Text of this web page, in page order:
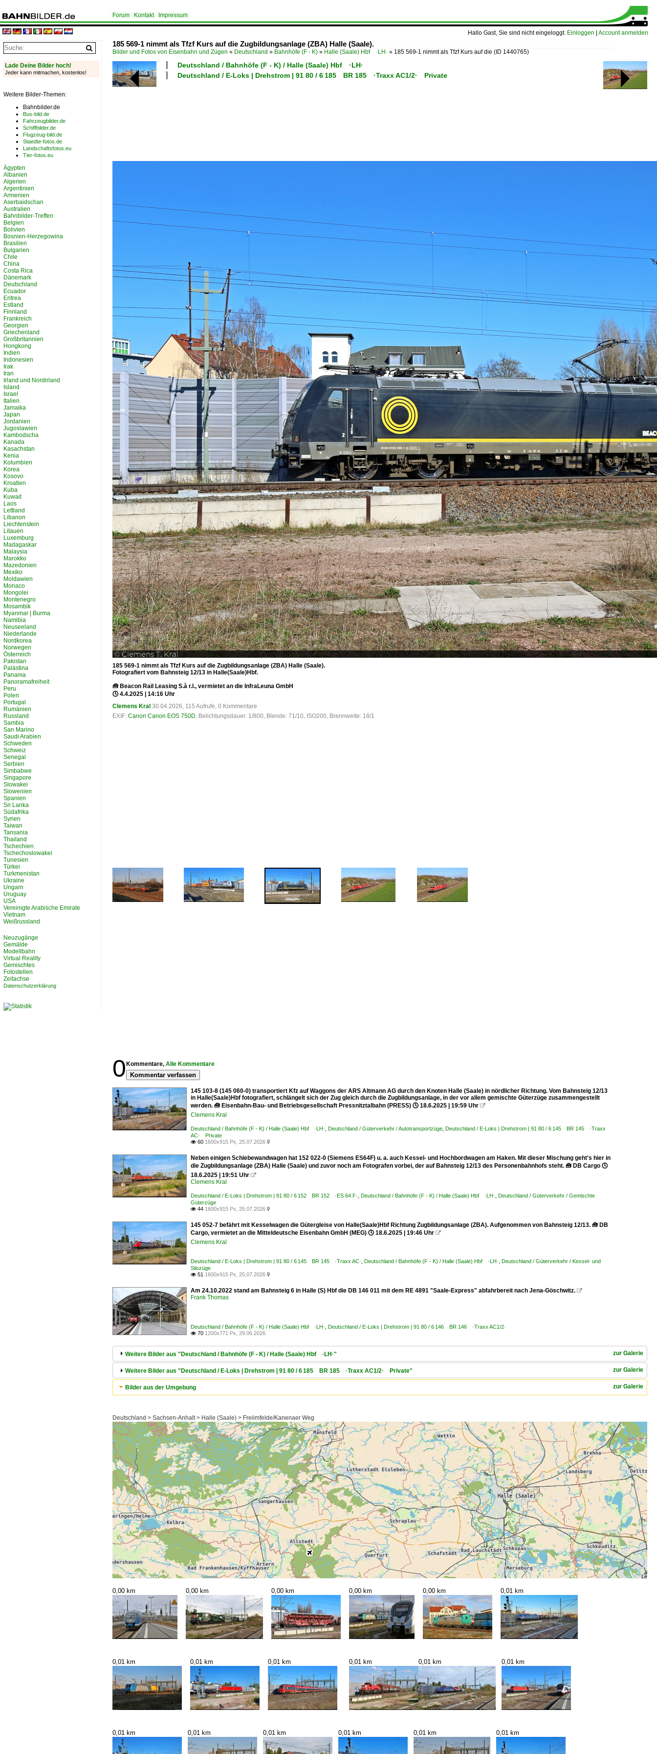
Hallo Gast, Sie sind nicht eingeloggt. Einloggen Account anmelden
Forum Kontakt Impressum
185 569-1 nimmt als Tfzf Kurs auf die Zugbildungsanlage (ZBA) Halle (Saale).
Bilder und Fotos von Eisenbahn und Zügen » Deutschland » Bahnhöfe (F - K) » Halle (Saale) Hbf ·LH· » 185 569-1 nimmt als Tfzf Kurs auf die (ID 1440765)
Deutschland / Bahnhöfe (F - K) / Halle (Saale) Hbf ·LH·
Deutschland / E-Loks | Drehstrom | 91 80 / 6 185 BR 185 ·Traxx AC1/2· Private
185 569-1 nimmt als Tfzf Kurs auf die Zugbildungsanlage (ZBA) Halle (Saale).
Fotografiert vom Bahnsteig 12/13 in Halle(Saale)Hbf.
🧰 Beacon Rail Leasing S.à r.l., vermietet an die InfraLeuna GmbH
🕓 4.4.2025 | 14:16 Uhr
Clemens Kral 30.04.2026, 115 Aufrufe, 0 Kommentare
EXIF: Canon Canon EOS 750D, Belichtungsdauer: 1/800, Blende: 71/10, ISO200, Brennweite: 18/1
0 Kommentare, Alle Kommentare
Kommentar verfassen
145 103-8 (145 060-0) transportiert Kfz auf Waggons der ARS Altmann AG durch den Knoten Halle (Saale) in nördlicher Richtung. Vom Bahnsteig 12/13
in Halle(Saale)Hbf fotografiert, schlängelt sich der Zug gleich durch die Zugbildungsanlage, in der vor allem gemischte Güterzüge zusammengestellt
werden. 🧰 Eisenbahn-Bau- und Betriebsgesellschaft Pressnitztalbahn (PRESS) 🕓 18.6.2025 | 19:59 Uhr 
Clemens Kral
Deutschland / Bahnhöfe (F - K) / Halle (Saale) Hbf ·LH· Deutschland / Güterverkehr / Autotransportzüge Deutschland / E-Loks | Drehstrom | 91 80 / 6 145 BR 145 ·Traxx
AC· Private
 60 1600x915 Px, 25.07.2026 
Neben einigen Schiebewandwagen hat 152 022-0 (Siemens ES64F) u. a. auch Kessel- und Hochbordwagen am Haken. Mit dieser Mischung geht's hier in
die Zugbildungsanlage (ZBA) Halle (Saale) und zuvor noch am Fotografen vorbei, der auf Bahnsteig 12/13 des Personenbahnhofs steht. 🧰 DB Cargo 🕓
18.6.2025 | 19:51 Uhr 
Clemens Kral
Deutschland / E-Loks | Drehstrom | 91 80 / 6 152 BR 152 ·ES 64 F· Deutschland / Bahnhöfe (F - K) / Halle (Saale) Hbf ·LH· Deutschland / Güterverkehr / Gemischte
Güterzüge
 44 1600x915 Px, 25.07.2026 
145 052-7 befährt mit Kesselwagen die Gütergleise von Halle(Saale)Hbf Richtung Zugbildungsanlage (ZBA). Aufgenommen von Bahnsteig 12/13. 🧰 DB
Cargo, vermietet an die Mitteldeutsche Eisenbahn GmbH (MEG) 🕓 18.6.2025 | 19:46 Uhr 
Clemens Kral
Deutschland / E-Loks | Drehstrom | 91 80 / 6 145 BR 145 ·Traxx AC· Deutschland / Bahnhöfe (F - K) / Halle (Saale) Hbf ·LH· Deutschland / Güterverkehr / Kessel- und
Silozüge
 51 1600x915 Px, 25.07.2026 
Am 24.10.2022 stand am Bahnsteig 6 in Halle (S) Hbf die DB 146 011 mit dem RE 4891 "Saale-Express" abfahrbereit nach Jena-Göschwitz. 
Frank Thomas
Deutschland / Bahnhöfe (F - K) / Halle (Saale) Hbf ·LH· Deutschland / E-Loks | Drehstrom | 91 80 / 6 146 BR 146 ·Traxx AC1/2·
 70 1200x771 Px, 29.06.2026
zur Galerie
Weitere Bilder aus "Deutschland / Bahnhöfe (F - K) / Halle (Saale) Hbf ·LH·"
zur Galerie
Weitere Bilder aus "Deutschland / E-Loks | Drehstrom | 91 80 / 6 185 BR 185 ·Traxx AC1/2· Private"
zur Galerie
Bilder aus der Umgebung
Deutschland > Sachsen-Anhalt > Halle (Saale) > Freiimfelde/Kanenaer Weg
0,00 km 0,00 km 0,00 km 0,00 km 0,00 km 0,01 km
0,01 km 0,01 km 0,01 km 0,01 km 0,01 km 0,01 km
0,01 km 0,01 km 0,01 km 0,01 km 0,01 km 0,01 km
Lade Deine Bilder hoch!
Jeder kann mitmachen, kostenlos!
Weitere Bilder-Themen:
Bahnbilder.de
Bus-bild.de
Fahrzeugbilder.de
Schiffbilder.de
Flugzeug-bild.de
Staedte-fotos.de
Landschaftsfotos.eu
Tier-fotos.eu
Ägypten
Albanien
Algerien
Argentinien
Armenien
Aserbaidschan
Australien
Bahnbilder-Treffen
Belgien
Bolivien
Bosnien-Herzegowina
Brasilien
Bulgarien
Chile
China
Costa Rica
Dänemark
Deutschland
Ecuador
Eritrea
Estland
Finnland
Frankreich
Georgien
Griechenland
Großbritannien
Hongkong
Indien
Indonesien
Irak
Iran
Irland und Nordirland
Island
Israel
Italien
Jamaika
Japan
Jordanien
Jugoslawien
Kambodscha
Kanada
Kasachstan
Kenia
Kolumbien
Korea
Kosovo
Kroatien
Kuba
Kuwait
Laos
Lettland
Libanon
Liechtenstein
Litauen
Luxemburg
Madagaskar
Malaysia
Marokko
Mazedonien
Mexiko
Moldawien
Monaco
Mongolei
Montenegro
Mosambik
Myanmar | Burma
Namibia
Neuseeland
Niederlande
Nordkorea
Norwegen
Österreich
Pakistan
Palästina
Panama
Panoramafreiheit
Peru
Polen
Portugal
Rumänien
Russland
Sambia
San Marino
Saudi Arabien
Schweden
Schweiz
Senegal
Serbien
Simbabwe
Singapore
Slowakei
Slowenien
Spanien
Sri Lanka
Südafrika
Syrien
Taiwan
Tansania
Thailand
Tschechien
Tschechoslowakei
Tunesien
Türkei
Turkmenistan
Ukraine
Ungarn
Uruguay
USA
Vereinigte Arabische Emirate
Vietnam
Weißrussland
Neuzugänge
Gemälde
Modellbahn
Virtual Reality
Gemischtes
Fotostellen
Zeitachse
Datenschutzerklärung